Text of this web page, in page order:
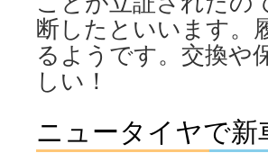
断したといいます。
るようです。交換や
しい！
ニュータイヤで新